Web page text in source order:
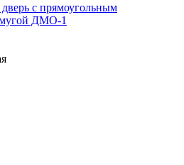
с прямоугольным
ДМО-1